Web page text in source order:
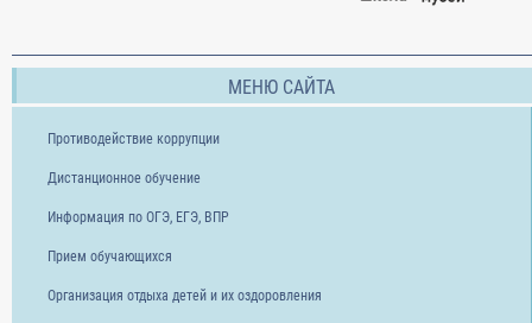
МЕНЮ САЙТА
Противодействие коррупции
Дистанционное обучение
Информация по ОГЭ, ЕГЭ, ВПР
Прием обучающихся
Организация отдыха детей и их оздоровления